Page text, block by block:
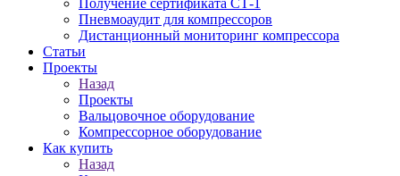
Получение сертификата СТ-1
Пневмоаудит для компрессоров
Дистанционный мониторинг компрессора
Статьи
Проекты
Назад
Проекты
Вальцовочное оборудование
Компрессорное оборудование
Как купить
Назад